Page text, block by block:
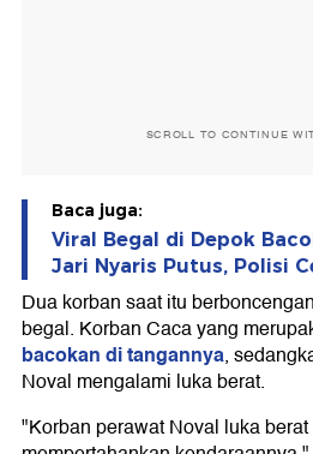
SCROLL TO CONTINUE
Baca juga:
Viral Begal di Depok
Jari Nyaris Putus, Polisi
Dua korban saat itu
begal. Korban Caca yang
bacokan di tangannya,
Noval mengalami luka berat.
"Korban perawat Noval luka